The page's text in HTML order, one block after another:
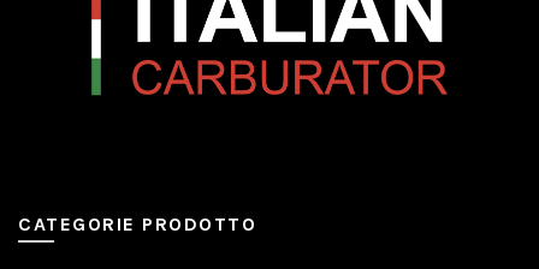
CATEGORIE PRODOTTO